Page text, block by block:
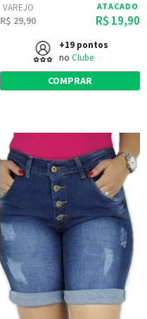
VAREJO
R$ 29,90
ATACADO
R$ 19,90
+19 pontos
no Clube
COMPRAR